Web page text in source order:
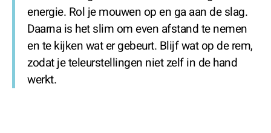
energie. Rol je mouwen op en ga aan de slag.
Daarna is het slim om even afstand te nemen
en te kijken wat er gebeurt. Blijf wat op de rem,
zodat je teleurstellingen niet zelf in de hand
werkt.